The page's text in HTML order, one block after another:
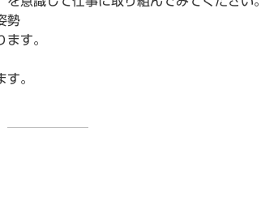
勢
す。
。